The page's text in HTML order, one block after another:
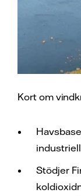
Kort om
Stödjer